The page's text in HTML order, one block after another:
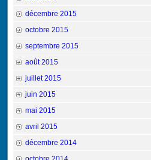
décembre 2015
octobre 2015
septembre 2015
août 2015
juillet 2015
juin 2015
mai 2015
avril 2015
décembre 2014